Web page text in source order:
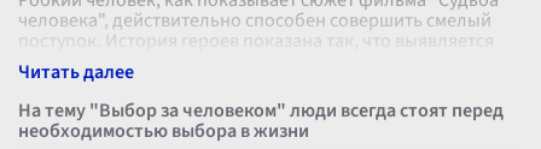
человека", действительно способен совершить смелый
поступок. История героев показана так, что выявляется
истинная сила человечес
На тему "Выбор за человеком" люди всегда стоят перед
необходимостью выбора в жизни